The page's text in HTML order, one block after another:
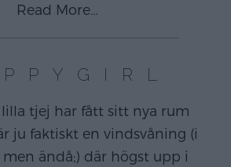
Read More…
P Y G I R L
lilla tjej har fått sitt nya rum
ju faktiskt en vindsvåning (i
ändå;) där högst upp i